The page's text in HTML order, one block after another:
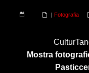
|Fotografia
Mostra